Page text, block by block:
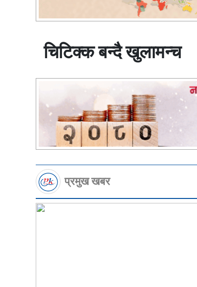
चिटिक्क बन्दै खुलामन्च
प्रमुख खबर